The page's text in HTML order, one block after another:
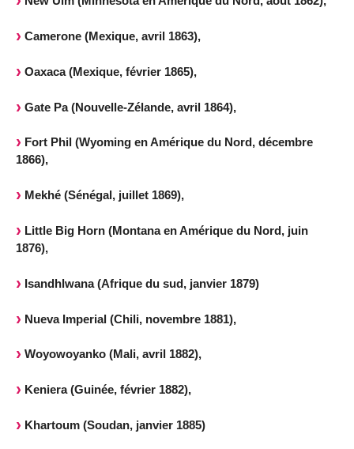
Camerone (Mexique, avril 1863),
Oaxaca (Mexique, février 1865),
Gate Pa (Nouvelle-Zélande, avril 1864),
Fort Phil (Wyoming en Amérique du Nord, décembre
1866),
Mekhé (Sénégal, juillet 1869),
Little Big Horn (Montana en Amérique du Nord, juin
1876),
Isandhlwana (Afrique du sud, janvier 1879)
Nueva Imperial (Chili, novembre 1881),
Woyowoyanko (Mali, avril 1882),
Keniera (Guinée, février 1882),
Khartoum (Soudan, janvier 1885)